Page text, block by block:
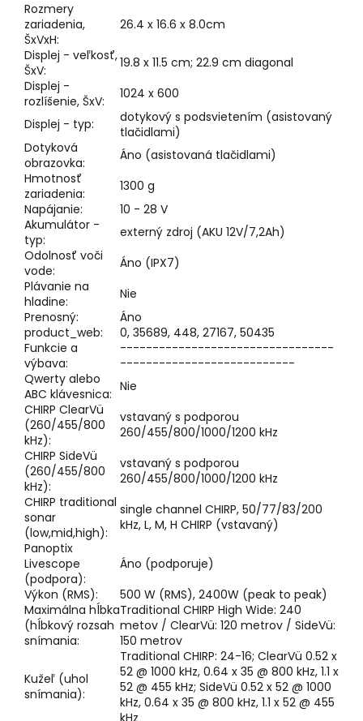
Rozmery
zariadenia,
ŠxVxH:
26.4 x 16.6 x 8.0cm
Displej - veľkosť,
ŠxV:
19.8 x 11.5 cm; 22.9 cm diagonal
Displej -
rozlíšenie, ŠxV:
1024 x 600
Displej - typ:
dotykový s podsvietením (asistovaný
tlačidlami)
Dotyková
obrazovka:
Áno (asistovaná tlačidlami)
Hmotnosť
zariadenia:
1300 g
Napájanie:
10 - 28 V
Akumulátor -
typ:
externý zdroj (AKU 12V/7,2Ah)
Odolnosť voči
vode:
Áno (IPX7)
Plávanie na
hladine:
Nie
Prenosný:
Áno
product_web:
0, 35689, 448, 27167, 50435
Funkcie a
výbava:
---------------------------------
---------------------------
Qwerty alebo
ABC klávesnica: Nie
CHIRP ClearVü
(260/455/800
kHz):
vstavaný s podporou
260/455/800/1000/1200 kHz
CHIRP SideVü
(260/455/800
kHz):
vstavaný s podporou
260/455/800/1000/1200 kHz
CHIRP traditional
sonar
(low,mid,high):
single channel CHIRP, 50/77/83/200
kHz, L, M, H CHIRP (vstavaný)
Panoptix
Livescope
(podpora):
Áno (podporuje)
Výkon (RMS):
500 W (RMS), 2400W (peak to peak)
Maximálna hĺbka
(hĺbkový rozsah
snímania:
Traditional CHIRP High Wide: 240
metov / ClearVü: 120 metrov / SideVü:
150 metrov
Kužeľ (uhol
snímania):
Traditional CHIRP: 24-16; ClearVü 0.52 x
52 @ 1000 kHz, 0.64 x 35 @ 800 kHz, 1.1 x
52 @ 455 kHz; SideVü 0.52 x 52 @ 1000
kHz, 0.64 x 35 @ 800 kHz, 1.1 x 52 @ 455